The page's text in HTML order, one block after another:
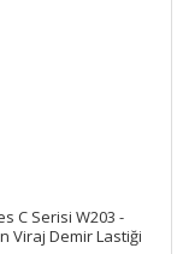
C Serisi W203 -
Viraj Demir Lastiği